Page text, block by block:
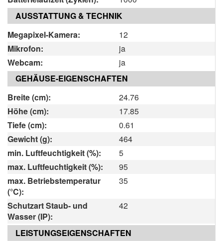
AUSSTATTUNG & TECHNIK
Megapixel-Kamera:
12
Mikrofon:
ja
Webcam:
ja
GEHÄUSE-EIGENSCHAFTEN
Breite (cm):
24.76
Höhe (cm):
17.85
Tiefe (cm):
0.61
Gewicht (g):
464
min. Luftfeuchtigkeit (%):
5
max. Luftfeuchtigkeit (%):
95
max. Betriebstemperatur
(°C):
35
Schutzart Staub- und
Wasser (IP):
42
LEISTUNGSEIGENSCHAFTEN